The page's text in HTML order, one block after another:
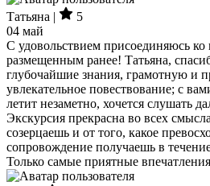
Татьяна |
5
04 май
С удовольствием присоединяюсь ко
размещенным ранее! Татьяна,
глубочайшие знания, грамотную и
увлекательное повествование; с
летит незаметно, хочется слушать
Экскурсия прекрасна во всех
созерцаешь и от того, какое
сопровождение получаешь в
Только самые приятные